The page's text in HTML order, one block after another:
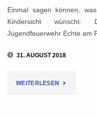
Einmal sagen können,
Kindersicht
Jugendfeuerwehr Echte am
31. AUGUST 2018
WEITERLESEN "WAS